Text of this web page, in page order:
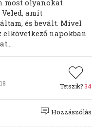
most olyanokat
amit
és bevált. Mivel
elkövetkező napokban
Tetszik? 34
Hozzászólás